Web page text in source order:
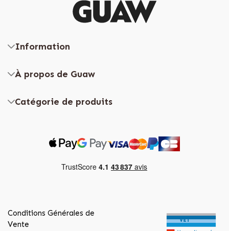
Information
À propos de Guaw
Catégorie de produits
Conditions Générales de
Vente